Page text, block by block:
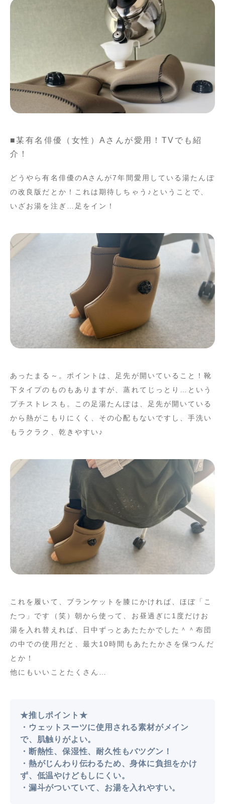
■某有名俳優（女性）Aさんが愛用！TVでも紹
介！
どうやら有名俳優のAさんが7年間愛用している湯たんぽ
の改良版だとか！これは期待しちゃう♪ということで、
いざお湯を注ぎ…足をイン！
あったまる～。ポイントは、足先が開いていること！靴
下タイプのものもありますが、蒸れてじっとり…という
プチストレスも。この足湯たんぽは、足先が開いている
から熱がこもりにくく、その心配もないですし、手洗い
もラクラク、乾きやすい♪
これを履いて、ブランケットを膝にかければ、ほぼ「こ
たつ」です（笑）朝から使って、お昼過ぎに1度だけお
湯を入れ替えれば、日中ずっとあたたかでした＾＾布団
の中での使用だと、最大10時間もあたたかさを保つんだ
とか！
他にもいいことたくさん…
★推しポイント★
・ウェットスーツに使用される素材がメイン
で、肌触りがよい。
・断熱性、保湿性、耐久性もバツグン！
・熱がじんわり伝わるため、身体に負担をかけ
ず、低温やけどもしにくい。
・漏斗がついていて、お湯を入れやすい。